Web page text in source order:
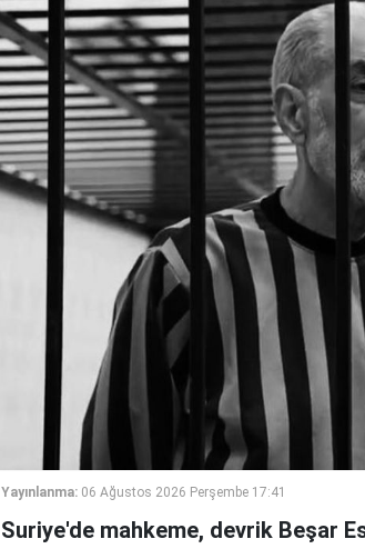
Yayınlanma: 06 Ağustos 2026 Perşembe 17:41
Suriye'de mahkeme, devrik Beşar